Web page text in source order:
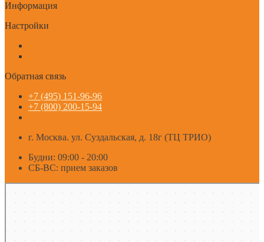
Информация
Настройки
Обратная связь
+7 (495) 151-96-96
+7 (800) 200-15-94
г. Москва. ул. Суздальская, д. 18г (ТЦ ТРИО)
Будни: 09:00 - 20:00
СБ-ВС: прием заказов